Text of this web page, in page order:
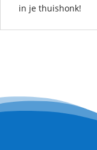
in je thuishonk!